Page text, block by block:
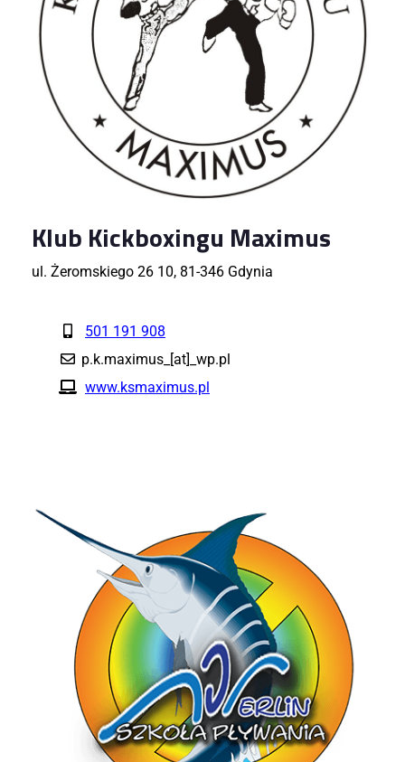
Klub Kickboxingu Maximus
ul. Żeromskiego 26 10, 81-346 Gdynia
501 191 908
p.k.maximus_[at]_wp.pl
www.ksmaximus.pl